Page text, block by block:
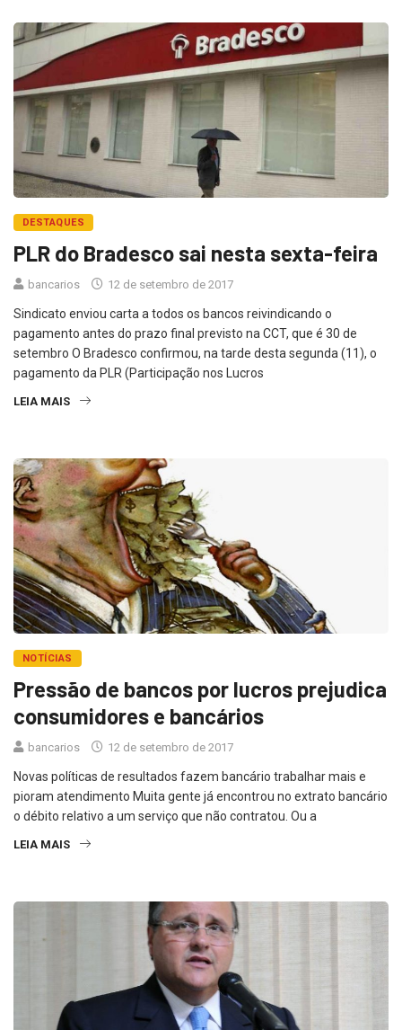
DESTAQUES
PLR do Bradesco sai nesta sexta-feira
bancarios 12 de setembro de 2017
Sindicato enviou carta a todos os bancos reivindicando o
pagamento antes do prazo final previsto na CCT, que é 30 de
setembro O Bradesco confirmou, na tarde desta segunda (11), o
pagamento da PLR (Participação nos Lucros
LEIA MAIS
NOTÍCIAS
Pressão de bancos por lucros prejudica
consumidores e bancários
bancarios 12 de setembro de 2017
Novas políticas de resultados fazem bancário trabalhar mais e
pioram atendimento Muita gente já encontrou no extrato bancário
o débito relativo a um serviço que não contratou. Ou a
LEIA MAIS